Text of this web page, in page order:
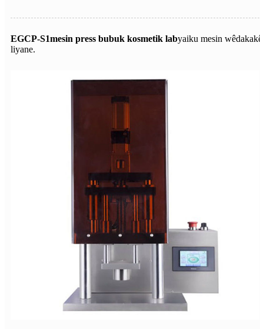
EGCP-S1mesin press bubuk kosmetik labyaiku mesin
liyane.